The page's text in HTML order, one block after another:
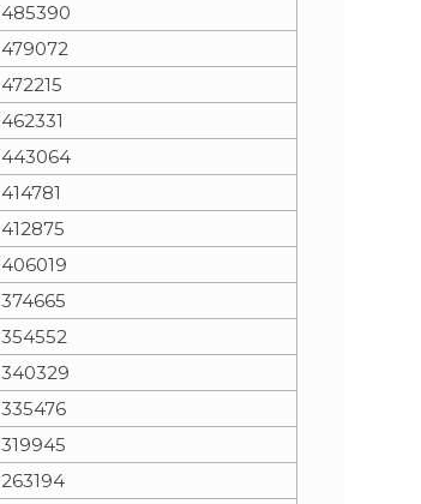
485390
479072
472215
462331
443064
414781
412875
406019
374665
354552
340329
335476
319945
263194